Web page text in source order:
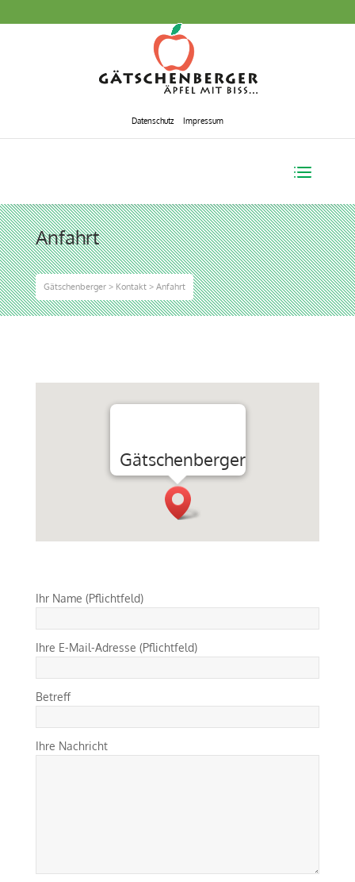
Datenschutz Impressum
Anfahrt
Gätschenberger> Kontakt> Anfahrt
Gätschenberger
Ihr Name (Pflichtfeld)
Ihre E-Mail-Adresse (Pflichtfeld)
Betreff
Ihre Nachricht